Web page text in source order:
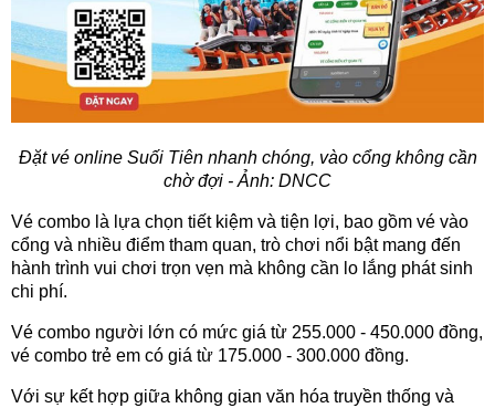
Đặt vé online Suối Tiên nhanh chóng, vào cổng không cần
chờ đợi - Ảnh: DNCC
Vé combo là lựa chọn tiết kiệm và tiện lợi, bao gồm vé vào
cổng và nhiều điểm tham quan, trò chơi nổi bật mang đến
hành trình vui chơi trọn vẹn mà không cần lo lắng phát sinh
chi phí.
Vé combo người lớn có mức giá từ 255.000 - 450.000 đồng,
vé combo trẻ em có giá từ 175.000 - 300.000 đồng.
Với sự kết hợp giữa không gian văn hóa truyền thống và